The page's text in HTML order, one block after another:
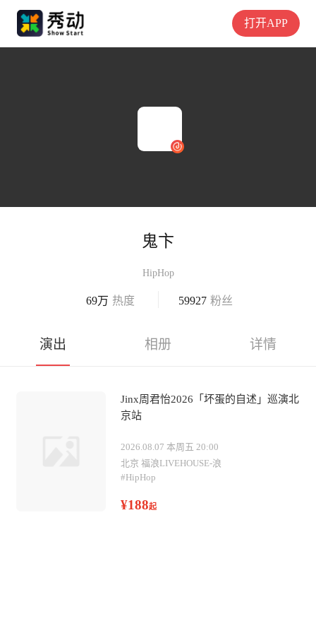
打开APP
鬼卞
HipHop
69万 热度 59927 粉丝
演出 相册 详情
Jinx周君怡2026「坏蛋的自述」巡演北
京站
2026.08.07 本周五 20:00
北京 福浪LIVEHOUSE-浪
#HipHop
¥188起